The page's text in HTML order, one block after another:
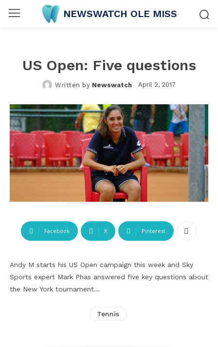
NEWSWATCH OLE MISS
US Open: Five questions
Written by Newswatch April 2, 2017
Facebook X Pinterest
Andy M starts his US Open campaign this week and Sky
Sports expert Mark Phas answered five key questions about
the New York tournament…
Tennis